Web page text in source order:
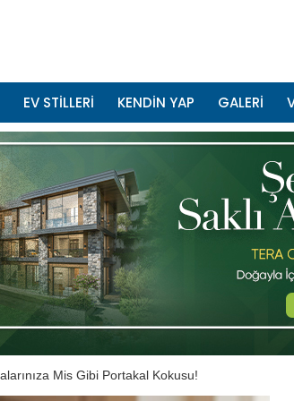
EV STİLLERİ KENDİN YAP GALERİ
Mis Gibi Portakal Kokusu!